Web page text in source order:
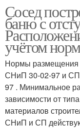
Сосед
баню с
учётом
Нормы размещения
СНиП 30-02-97 и СП
97 . Минимальное
зависимости от
материалов
СНиП и СП